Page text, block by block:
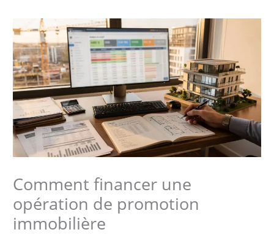
Comment financer une
opération de promotion
immobilière